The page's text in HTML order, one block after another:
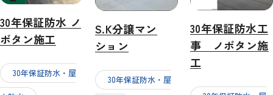
30年保証防水 ノ
ボタン施工
30年保証防水・屋
S.K分譲マン
ション
30年保証防水・屋
30年保証防水工
事 ノボタン施
工